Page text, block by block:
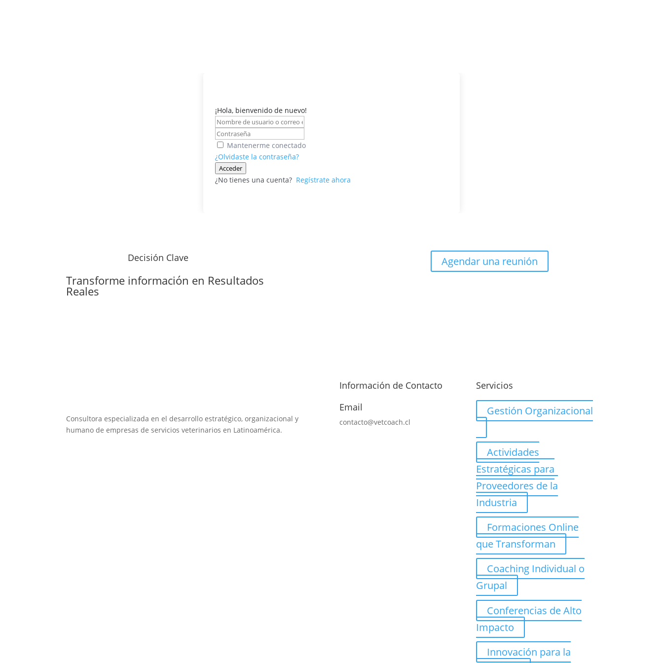
¡Hola, bienvenido de nuevo!
Mantenerme conectado
¿Olvidaste la contraseña?
Acceder
¿No tienes una cuenta? Regístrate ahora
Decisión Clave
Transforme información en Resultados
Reales
Agendar una reunión
Consultora especializada en el desarrollo estratégico, organizacional y
humano de empresas de servicios veterinarios en Latinoamérica.
Información de Contacto
Email
contacto@vetcoach.cl
Servicios
Gestión Organizacional
Actividades
Estratégicas para
Proveedores de la
Industria
Formaciones Online
que Transforman
Coaching Individual o
Grupal
Conferencias de Alto
Impacto
Innovación para la